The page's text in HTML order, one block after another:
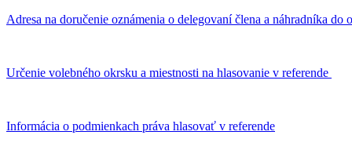
Adresa na doručenie oznámenia o delegovaní člena a náhradníka
Určenie volebného okrsku a miestnosti na hlasovanie v referende
Informácia o podmienkach práva hlasovať v referende